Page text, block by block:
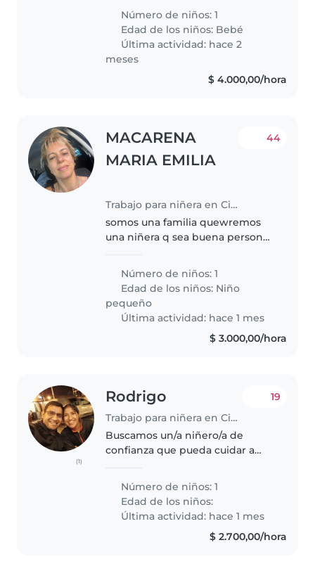
de 1 año. Nuestro pequeño es
muy energético, curioso y
juguetón. Necesitamos a alguien
que se..
Número de niños: 1
Edad de los niños: Bebé
Última actividad: hace 2
meses
$ 4.000,00/hora
MACARENA
MARIA EMILIA
Trabajo para niñera en Ciudad de Salta
44
somos una familia quewremos
una niñera q sea buena persona
Número de niños: 1
Edad de los niños: Niño
pequeño
Última actividad: hace 1 mes
$ 3.000,00/hora
(1)
Rodrigo
Trabajo para niñera en Ciudad de Salta
19
Buscamos un/a niñero/a de
confianza que pueda cuidar a
que sea divertida y atenta .Por
favor, contáctanos para poder
reunirnos y conocer mejor a..
Número de niños: 1
Edad de los niños:
Última actividad: hace 1 mes
$ 2.700,00/hora